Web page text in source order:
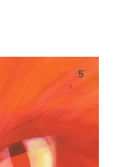
5